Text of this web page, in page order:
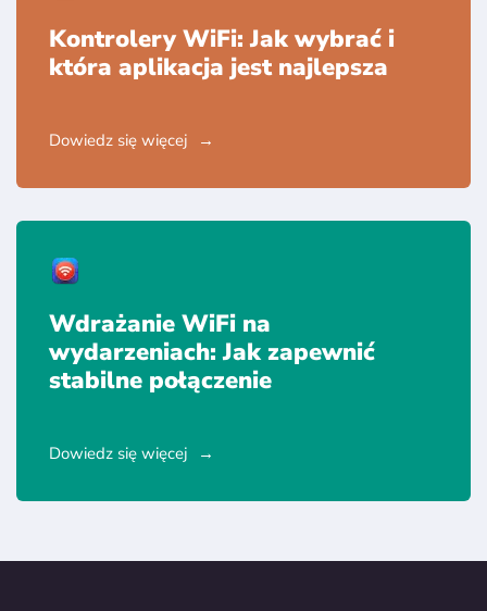
Kontrolery WiFi: Jak wybrać i
która aplikacja jest najlepsza
Dowiedz się więcej
Wdrażanie WiFi na
wydarzeniach: Jak zapewnić
stabilne połączenie
Dowiedz się więcej